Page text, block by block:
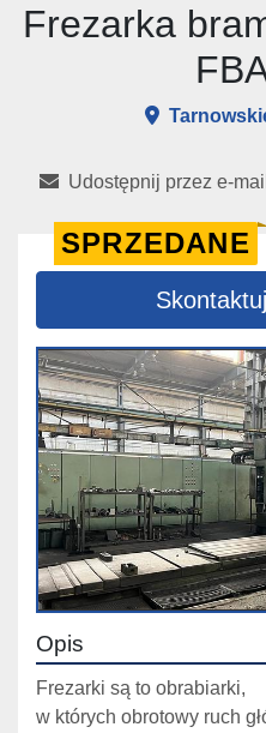
Frezarka
Udostępnij przez e-mail
SPRZEDANE
Opis
Frezarki są to obrabiarki,
w których obrotowy ruch